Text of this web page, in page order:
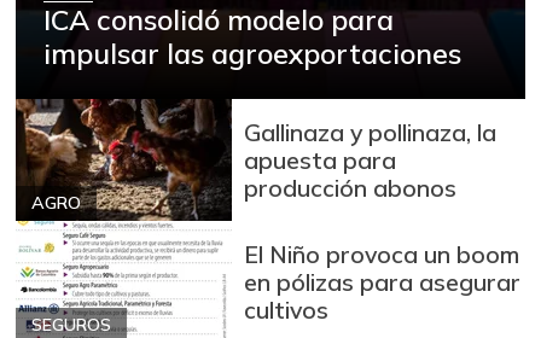
ICA consolidó modelo para
impulsar las agroexportaciones
AGRO
Gallinaza y pollinaza, la
apuesta para
producción abonos
SEGUROS
El Niño provoca un boom
en pólizas para asegurar
cultivos